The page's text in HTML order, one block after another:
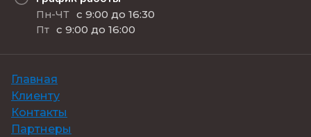
Пн-ЧТ с 9:00 до 16:30
Пт с 9:00 до 16:00
Главная
Клиенту
Контакты
Партнеры